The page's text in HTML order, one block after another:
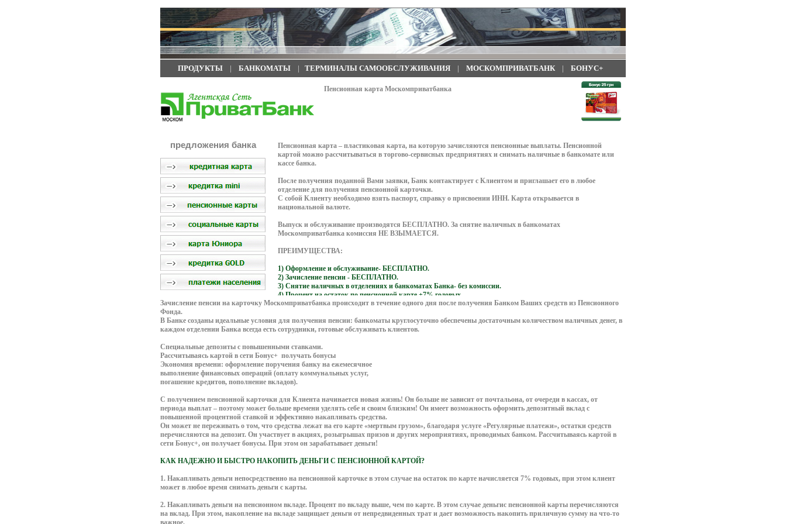
ПРОДУКТЫ | БАНКОМАТЫ | ТЕРМИНАЛЫ САМООБСЛУЖИВАНИЯ | МОСКОМПРИВАТБАНК| БОНУС+
Пенсионная карта Москомприватбанка
Пенсионная карта – пластиковая карта, на которую зачисляются пенсионные выплаты. Пенсионной
картой можно рассчитываться в торгово-сервисных предприятиях и снимать наличные в банкомате или
кассе банка.
После получения поданной Вами заявки, Банк контактирует с Клиентом и приглашает его в любое
отделение для получения пенсионной карточки.
С собой Клиенту необходимо взять паспорт, справку о присвоении ИНН. Карта открывается в
национальной валюте.
Выпуск и обслуживание производятся БЕСПЛАТНО. За снятие наличных в банкоматах
Москомприватбанка комиссия НЕ ВЗЫМАЕТСЯ.
ПРЕИМУЩЕСТВА:
1) Оформление и обслуживание- БЕСПЛАТНО.
2) Зачисление пенсии - БЕСПЛАТНО.
3) Снятие наличных в отделениях и банкоматах Банка- без комиссии.
4) Процент на остаток по пенсионной карте +7% годовых
предложения банка
Зачисление пенсии на карточку Москомприватбанка происходит в течение одного дня после получения Банком Ваших средств из Пенсионного
Фонда.
В Банке созданы идеальные условия для получения пенсии: банкоматы круглосуточно обеспечены достаточным количеством наличных денег, в
каждом отделении Банка всегда есть сотрудники, готовые обслуживать клиентов.
Специальные депозиты с повышенными ставками.
Рассчитываясь картой в сети Бонус+ получать бонусы
Экономия времени: оформление поручения банку на ежемесячное
выполнение финансовых операций (оплату коммунальных услуг,
погашение кредитов, пополнение вкладов).
С получением пенсионной карточки для Клиента начинается новая жизнь! Он больше не зависит от почтальона, от очереди в кассах, от
периода выплат – поэтому может больше времени уделять себе и своим близким! Он имеет возможность оформить депозитный вклад с
повышенной процентной ставкой и эффективно накапливать средства.
Он может не переживать о том, что средства лежат на его карте «мертвым грузом», благодаря услуге «Регулярные платежи», остатки средств
перечисляются на депозит. Он участвует в акциях, розыгрышах призов и других мероприятиях, проводимых банком. Рассчитываясь картой в
сети Бонус+, он получает бонусы. При этом он зарабатывает деньги!
КАК НАДЕЖНО И БЫСТРО НАКОПИТЬ ДЕНЬГИ С ПЕНСИОННОЙ КАРТОЙ?
1. Накапливать деньги непосредственно на пенсионной карточке в этом случае на остаток по карте начисляется 7% годовых, при этом клиент
может в любое время снимать деньги с карты.
2. Накапливать деньги на пенсионном вкладе. Процент по вкладу выше, чем по карте. В этом случае деньгис пенсионной карты перечисляются
на вклад. При этом, накопление на вкладе защищает деньги от непредвиденных трат и дает возможность накопить приличную сумму на что-то
важное.